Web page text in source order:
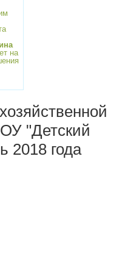
на
"Детский
2018 года